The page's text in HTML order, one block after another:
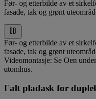
Før- og etterbilde av et
fasade, tak og grønt
Før- og etterbilde av et
fasade, tak og grønt
Videomontasje: Se Oen
utomhus.
Falt pladask for